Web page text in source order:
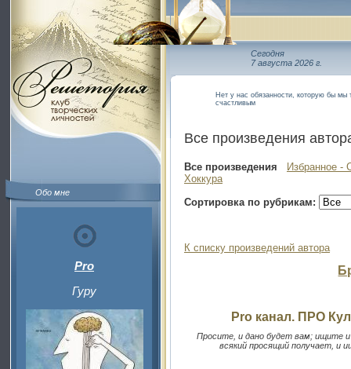
Обо мне
Pro
Гуру
Сегодня
7 августа 2026 г.
Нет у нас обязанности, которую бы мы
счастливым
Все произведения
Все произведения
Избранное -
Хоккура
Сортировка по рубрикам:
К списку произведений автора
Pro канал. ПРО
Просите, и дано будет вам; ищите
всякий просящий получает, и